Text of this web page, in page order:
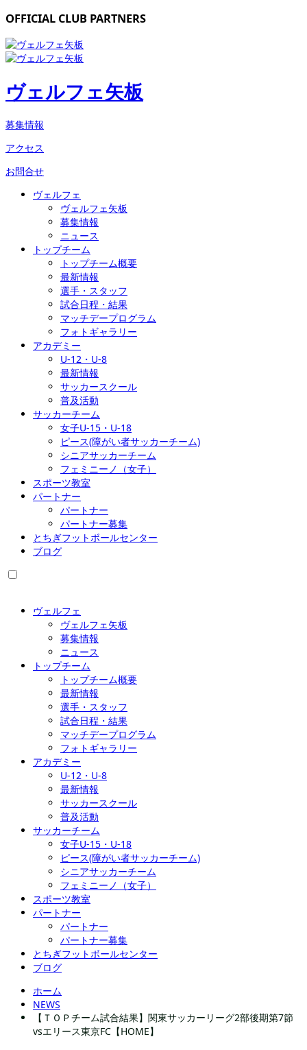
OFFICIAL CLUB PARTNERS
ヴェルフェ矢板
募集情報
アクセス
お問合せ
ヴェルフェ
ヴェルフェ矢板
募集情報
ニュース
トップチーム
トップチーム概要
最新情報
選手・スタッフ
試合日程・結果
マッチデープログラム
フォトギャラリー
アカデミー
U-12・U-8
最新情報
サッカースクール
普及活動
サッカーチーム
女子U-15・U-18
ピース(障がい者サッカーチーム)
シニアサッカーチーム
フェミニーノ（女子）
スポーツ教室
パートナー
パートナー
パートナー募集
とちぎフットボールセンター
ブログ
ヴェルフェ
ヴェルフェ矢板
募集情報
ニュース
トップチーム
トップチーム概要
最新情報
選手・スタッフ
試合日程・結果
マッチデープログラム
フォトギャラリー
アカデミー
U-12・U-8
最新情報
サッカースクール
普及活動
サッカーチーム
女子U-15・U-18
ピース(障がい者サッカーチーム)
シニアサッカーチーム
フェミニーノ（女子）
スポーツ教室
パートナー
パートナー
パートナー募集
とちぎフットボールセンター
ブログ
ホーム
NEWS
【ＴＯＰチーム試合結果】関東サッカーリーグ2部後期第7節
vsエリース東京FC【HOME】